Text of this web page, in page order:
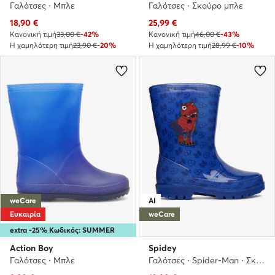
Γαλότσες · Μπλε
Τρέχουσα τιμή
18,90 €
Κανονική τιμή33,00 €-42%
Η χαμηλότερη τιμή23,90 €-20%
Γαλότσες · Σκούρο μπλε
Τρέχουσα τιμή
25,99 €
Κανονική τιμή46,00 €-43%
Η χαμηλότερη τιμή28,99 €-10%
extra -25% Κωδικός: SUMMER
weCare
Ευκαιρία
Action Boy
Γαλότσες · Μπλε
AI
weCare
Spidey
Γαλότσες · Spider-Man · Σκούρο μπλε